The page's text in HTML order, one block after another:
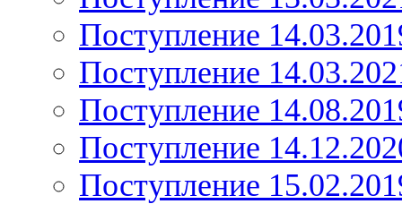
Поступление
Поступление
Поступление
Поступление
Поступление